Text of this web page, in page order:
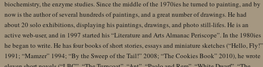
biochemistry, the enzyme studies. Since the middle of the 1970ies he turned to painting, and by
now is the author of several hundreds of paintings, and a great number of drawings. He had
about 20 solo exhibitions, displaying his paintings, drawings, and photo still-lifes. He is an
active web-user, and in 1997 started his “Literature and Arts Almanac Periscope”. In the 1980ies
he began to write. He has four books of short stories, essays and miniature sketches (“Hello, Fly!”
1991; “Mamzer” 1994; “By the Sweep of the Tail!” 2008; “The Cookies Book” 2010), he wrote